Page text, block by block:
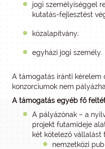
jogi személyiséggel
kutatás-fejlesztést
közalapítvány;
egyházi jogi személy.
A támogatás iránti kérelem
konzorciumok nem
A támogatás egyéb fő
A pályázónak – a
projekt futamideje
két kötelező vállalást
nemzetközi